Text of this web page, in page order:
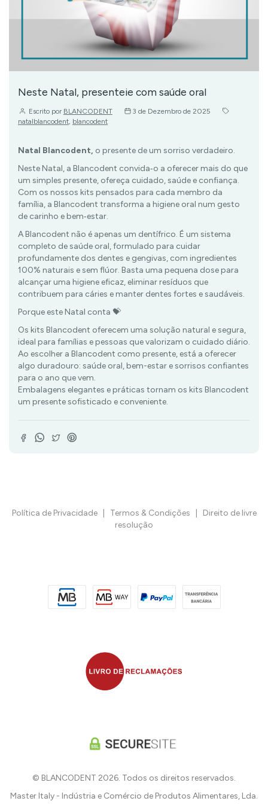
Neste Natal, presenteie com saúde oral
Escrito por BLANCODENT
3 de Dezembro de 2025
natalblancodent, blancodent
Natal Blancodent, o presente de um sorriso verdadeiro.
Neste Natal, a Blancodent convida‑o a oferecer mais do que
um simples presente, ofereça cuidado, saúde e confiança.
Com os nossos kits pensados para cada membro da
família, a Blancodent transforma a higiene oral num gesto
de carinho e bem‑estar.
A Blancodent não é apenas um dentífrico. É um sistema
completo de saúde oral, formulado para cuidar
profundamente dos dentes e gengivas, com ingredientes
100% naturais e sem flúor. Basta uma pequena dose para
alcançar uma higiene eficaz, eliminar resíduos que
contribuem para cáries e manter dentes fortes e saudáveis.
Porque este Natal conta 💝
Os kits Blancodent oferecem uma solução natural e segura,
ideal para famílias e pessoas que valorizam o cuidado diário.
Ao escolher a Blancodent como presente, está a oferecer
algo duradouro: saúde oral, bem-estar e sorrisos confiantes
para o ano que vem.
Embalagens elegantes e práticas tornam os kits Blancodent
um presente sofisticado e conveniente.
Política de Privacidade| Termos & Condições
Direito de livre
resolução
© BLANCODENT 2026. Todos os direitos reservados.
Master Italy - Indústria e Comércio de Produtos Alimentares, Lda.